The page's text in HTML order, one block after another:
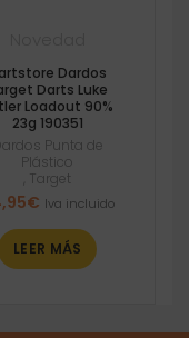
Dardos
Darts Luke
Loadout 90%
23g 190351
Punta de
Plástico
Target
€ Iva incluido
LEER MÁS